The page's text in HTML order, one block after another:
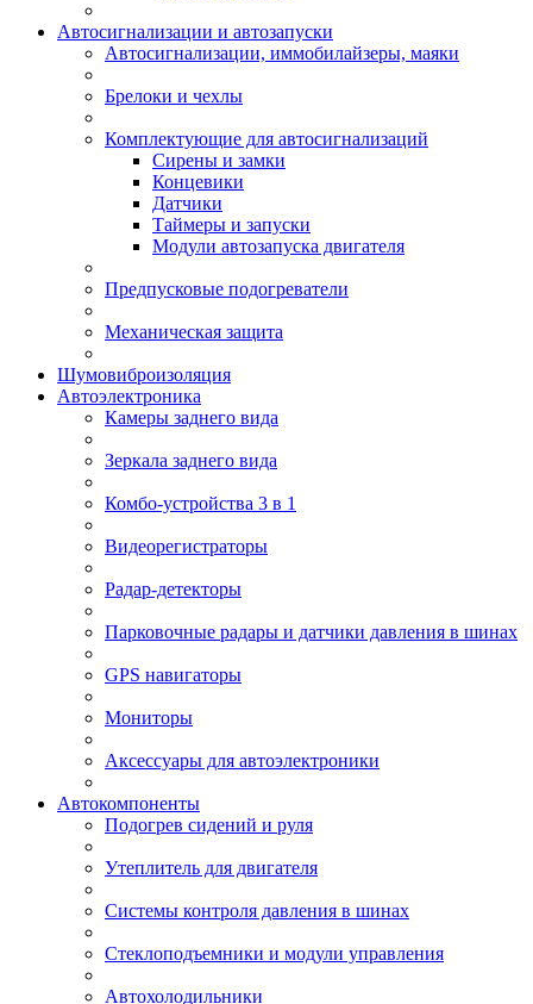
Автосигнализации и автозапуски
Автосигнализации, иммобилайзеры, маяки
Брелоки и чехлы
Комплектующие для автосигнализаций
Сирены и замки
Концевики
Датчики
Таймеры и запуски
Модули автозапуска двигателя
Предпусковые подогреватели
Механическая защита
Шумовиброизоляция
Автоэлектроника
Камеры заднего вида
Зеркала заднего вида
Комбо-устройства 3 в 1
Видеорегистраторы
Радар-детекторы
Парковочные радары и датчики давления в шинах
GPS навигаторы
Мониторы
Аксессуары для автоэлектроники
Автокомпоненты
Подогрев сидений и руля
Утеплитель для двигателя
Системы контроля давления в шинах
Стеклоподъемники и модули управления
Автохолодильники